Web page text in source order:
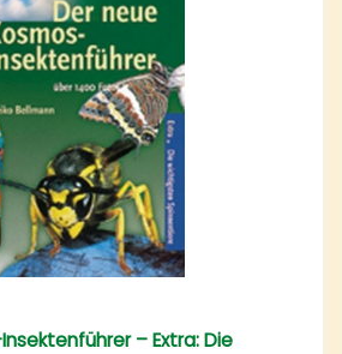
– Extra: Die